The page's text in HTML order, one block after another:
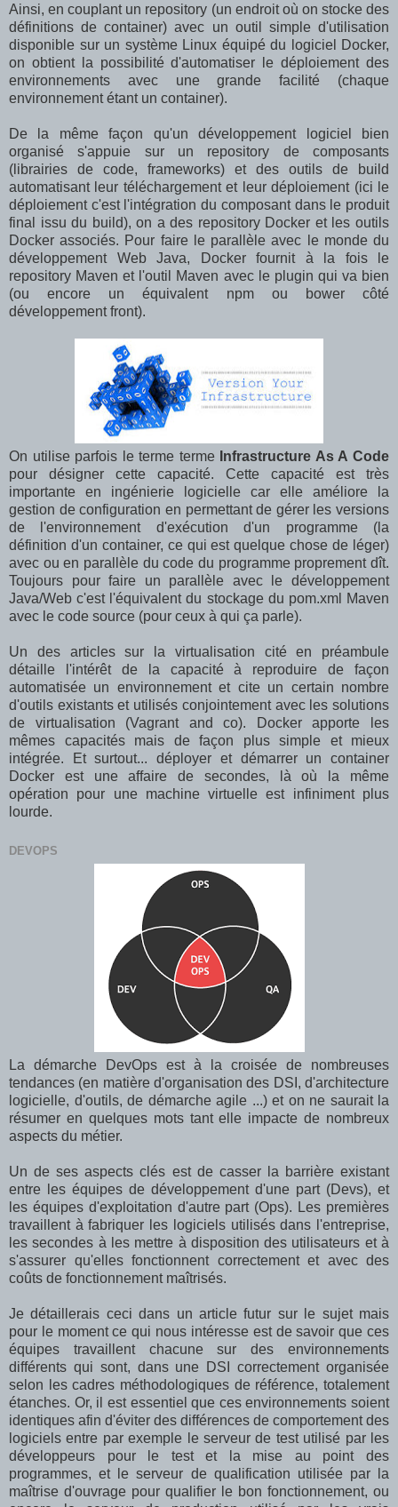
Ainsi, en couplant un repository (un endroit où on stocke des
définitions de container) avec un outil simple d'utilisation
disponible sur un système Linux équipé du logiciel Docker,
on obtient la possibilité d'automatiser le déploiement des
environnements avec une grande facilité (chaque
environnement étant un container).
De la même façon qu'un développement logiciel bien
organisé s'appuie sur un repository de composants
(librairies de code, frameworks) et des outils de build
automatisant leur téléchargement et leur déploiement (ici le
déploiement c'est l'intégration du composant dans le produit
final issu du build), on a des repository Docker et les outils
Docker associés. Pour faire le parallèle avec le monde du
développement Web Java, Docker fournit à la fois le
repository Maven et l'outil Maven avec le plugin qui va bien
(ou encore un équivalent npm ou bower côté
développement front).
On utilise parfois le terme terme Infrastructure As A Code
pour désigner cette capacité. Cette capacité est très
importante en ingénierie logicielle car elle améliore la
gestion de configuration en permettant de gérer les versions
de l'environnement d'exécution d'un programme (la
définition d'un container, ce qui est quelque chose de léger)
avec ou en parallèle du code du programme proprement dît.
Toujours pour faire un parallèle avec le développement
Java/Web c'est l'équivalent du stockage du pom.xml Maven
avec le code source (pour ceux à qui ça parle).
Un des articles sur la virtualisation cité en préambule
détaille l'intérêt de la capacité à reproduire de façon
automatisée un environnement et cite un certain nombre
d'outils existants et utilisés conjointement avec les solutions
de virtualisation (Vagrant and co). Docker apporte les
mêmes capacités mais de façon plus simple et mieux
intégrée. Et surtout... déployer et démarrer un container
Docker est une affaire de secondes, là où la même
opération pour une machine virtuelle est infiniment plus
lourde.
DEVOPS
La démarche DevOps est à la croisée de nombreuses
tendances (en matière d'organisation des DSI, d'architecture
logicielle, d'outils, de démarche agile ...) et on ne saurait la
résumer en quelques mots tant elle impacte de nombreux
aspects du métier.
Un de ses aspects clés est de casser la barrière existant
entre les équipes de développement d'une part (Devs), et
les équipes d'exploitation d'autre part (Ops). Les premières
travaillent à fabriquer les logiciels utilisés dans l'entreprise,
les secondes à les mettre à disposition des utilisateurs et à
s'assurer qu'elles fonctionnent correctement et avec des
coûts de fonctionnement maîtrisés.
Je détaillerais ceci dans un article futur sur le sujet mais
pour le moment ce qui nous intéresse est de savoir que ces
équipes travaillent chacune sur des environnements
différents qui sont, dans une DSI correctement organisée
selon les cadres méthodologiques de référence, totalement
étanches. Or, il est essentiel que ces environnements soient
identiques afin d'éviter des différences de comportement des
logiciels entre par exemple le serveur de test utilisé par les
développeurs pour le test et la mise au point des
programmes, et le serveur de qualification utilisée par la
maîtrise d'ouvrage pour qualifier le bon fonctionnement, ou